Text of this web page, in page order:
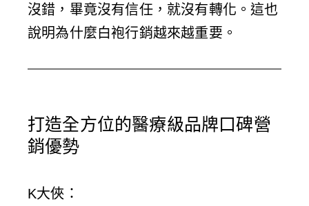
沒錯，畢竟沒有信任，就沒有轉化。這也
說明為什麼白袍行銷越來越重要。
打造全方位的醫療級品牌口碑營
銷優勢
K大俠 ：